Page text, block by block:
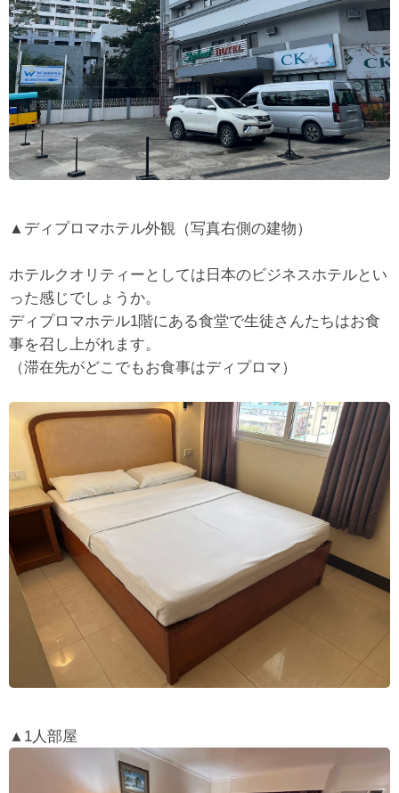
▲ディプロマホテル外観（写真右側の建物）
ホテルクオリティーとしては日本のビジネスホテルとい
った感じでしょうか。
ディプロマホテル1階にある食堂で生徒さんたちはお食
事を召し上がれます。
（滞在先がどこでもお食事はディプロマ）
▲1人部屋